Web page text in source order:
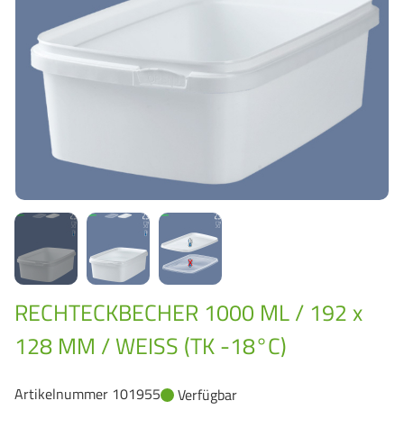
RECHTECKBECHER 1000 ML / 192 x
128 MM / WEISS (TK -18°C)
Artikelnummer 101955 Verfügbar
GrassBased Eimer